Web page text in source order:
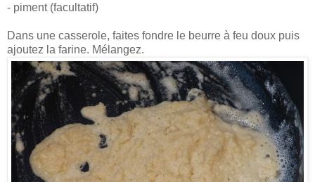
- piment (facultatif)
Dans une casserole, faites fondre le beurre à feu doux puis
ajoutez la farine. Mélangez.